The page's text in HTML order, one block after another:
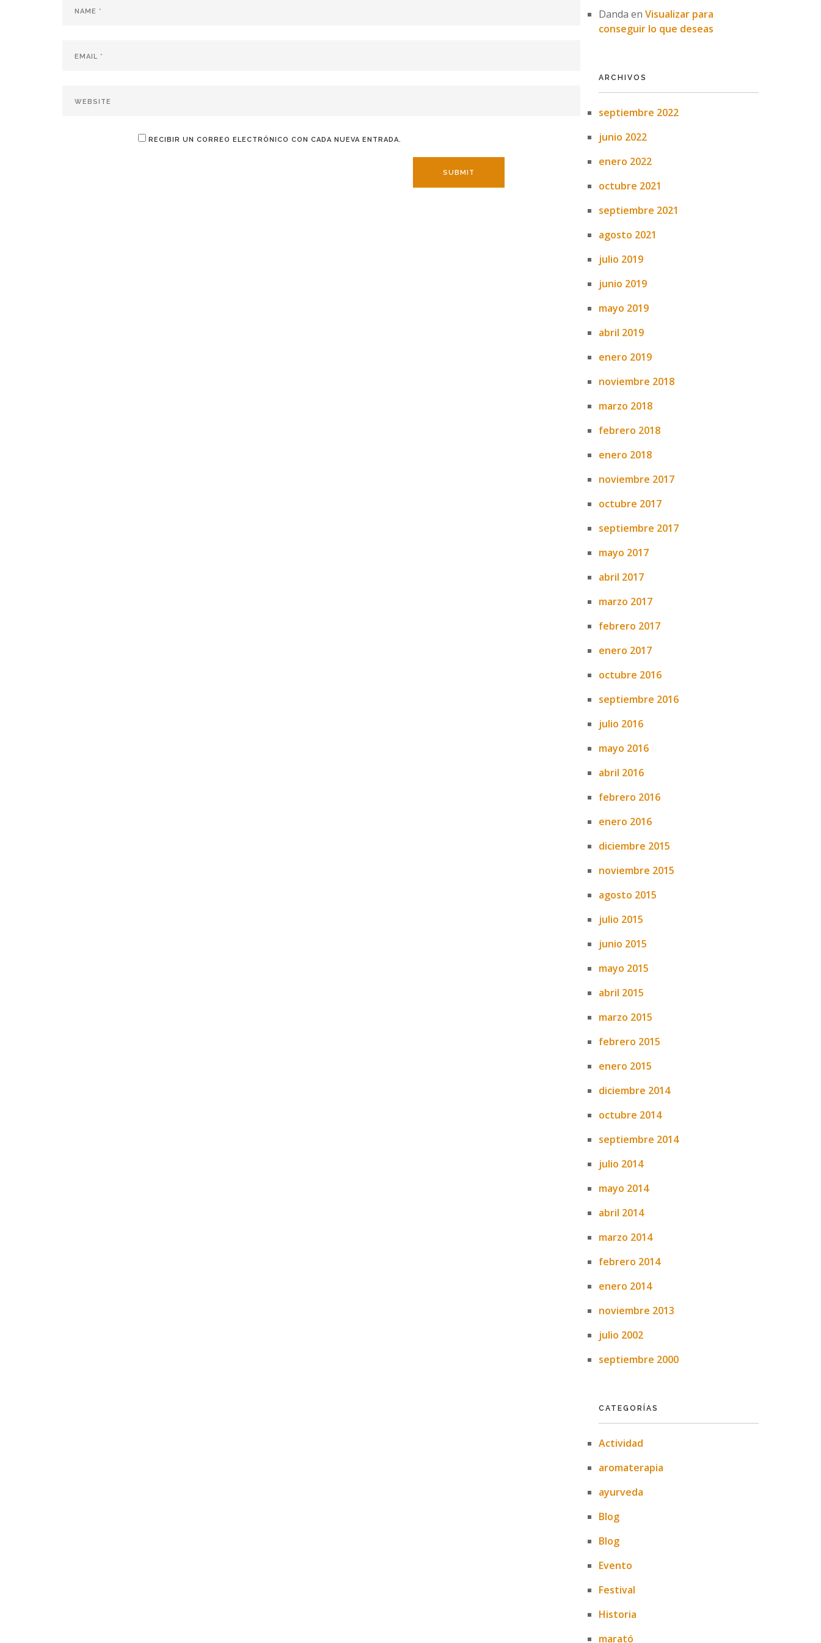
RECIBIR UN CORREO ELECTRÓNICO CON CADA NUEVA ENTRADA.
Danda en Visualizar para
conseguir lo que deseas
ARCHIVOS
septiembre 2022
junio 2022
enero 2022
octubre 2021
septiembre 2021
agosto 2021
julio 2019
junio 2019
mayo 2019
abril 2019
enero 2019
noviembre 2018
marzo 2018
febrero 2018
enero 2018
noviembre 2017
octubre 2017
septiembre 2017
mayo 2017
abril 2017
marzo 2017
febrero 2017
enero 2017
octubre 2016
septiembre 2016
julio 2016
mayo 2016
abril 2016
febrero 2016
enero 2016
diciembre 2015
noviembre 2015
agosto 2015
julio 2015
junio 2015
mayo 2015
abril 2015
marzo 2015
febrero 2015
enero 2015
diciembre 2014
octubre 2014
septiembre 2014
julio 2014
mayo 2014
abril 2014
marzo 2014
febrero 2014
enero 2014
noviembre 2013
julio 2002
septiembre 2000
CATEGORÍAS
Actividad
aromaterapia
ayurveda
Blog
Blog
Evento
Festival
Historia
marató